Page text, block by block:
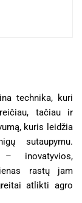
technika, kuri
tačiau ir
kuris leidžia
sutaupymu.
– inovatyvios,
rastų jam
atlikti agro